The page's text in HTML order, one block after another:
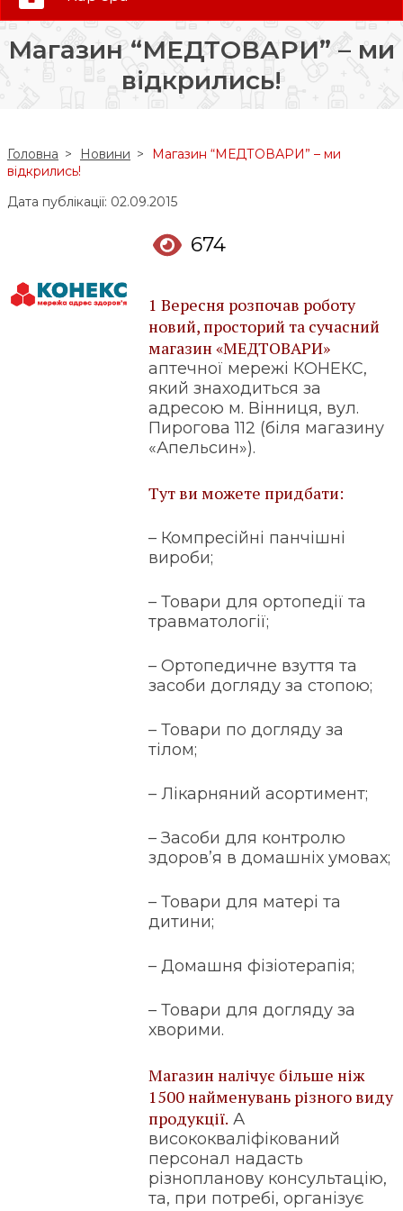
Слідкуй за нами:
Магазин “МЕДТОВАРИ” – ми
відкрились!
Головна Новини
Магазин “МЕДТОВАРИ” – ми
відкрились!
Дата публікації: 02.09.2015
674
1 Вересня розпочав роботу
новий, просторий та сучасний
магазин «МЕДТОВАРИ»
аптечної мережі КОНЕКС,
який знаходиться за
адресою м. Вінниця, вул.
Пирогова 112 (біля магазину
«Апельсин»).
Тут ви можете придбати:
– Компресійні панчішні
вироби;
– Товари для ортопедії та
травматології;
– Ортопедичне взуття та
засоби догляду за стопою;
– Товари по догляду за
тілом;
– Лікарняний асортимент;
– Засоби для контролю
здоров’я в домашніх умовах;
– Товари для матері та
дитини;
– Домашня фізіотерапія;
– Товари для догляду за
хворими.
Магазин налічує більше ніж
1500 найменувань різного виду
продукції. А
висококваліфікований
персонал надасть
різнопланову консультацію,
та, при потребі, організує